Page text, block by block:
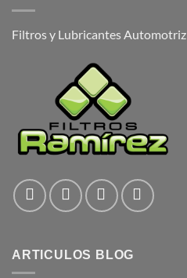
Filtros y Lubricantes Automotriz
ARTICULOS BLOG